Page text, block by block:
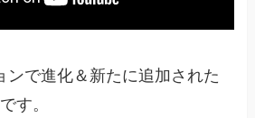
ンで進化＆新たに追加された
す。